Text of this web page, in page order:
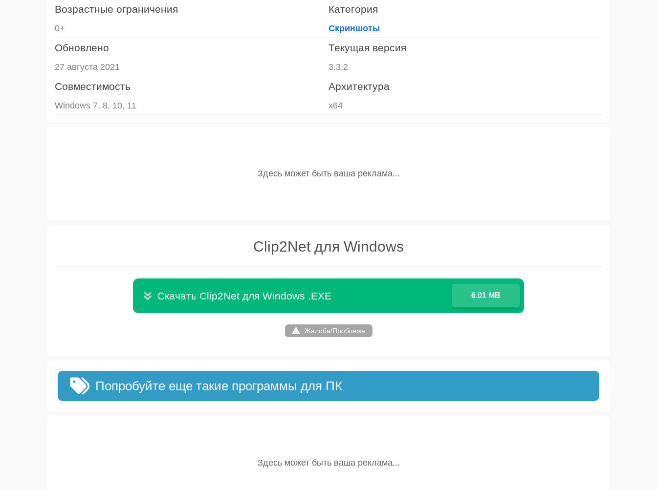
Возрастные ограничения
0+
Категория
Скриншоты
Обновлено
27 августа 2021
Текущая версия
3.3.2
Совместимость
Windows 7, 8, 10, 11
Архитектура
x64
Clip2Net для Windows
Скачать Clip2Net для Windows .EXE 6.01 MB
Жалоба/Проблема
Попробуйте еще такие программы для ПК